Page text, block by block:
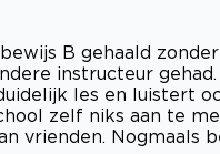
B gehaald
instructeur
les en luistert
zelf niks aan te
vrienden. Nogmaals